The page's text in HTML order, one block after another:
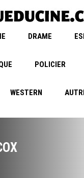
DRAME
POLICIER
WESTERN